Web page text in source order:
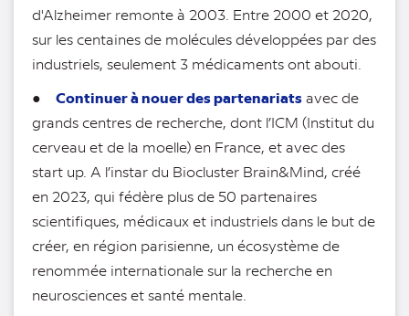
d'Alzheimer remonte à 2003. Entre 2000 et 2020,
sur les centaines de molécules développées par des
industriels, seulement 3 médicaments ont abouti.
● Continuer à nouer des partenariatsavec de
grands centres de recherche, dont l’ICM (Institut du
cerveau et de la moelle) en France, et avec des
start up. A l’instar du Biocluster Brain&Mind, créé
en 2023, qui fédère plus de 50 partenaires
scientifiques, médicaux et industriels dans le but de
créer, en région parisienne, un écosystème de
renommée internationale sur la recherche en
neurosciences et santé mentale.